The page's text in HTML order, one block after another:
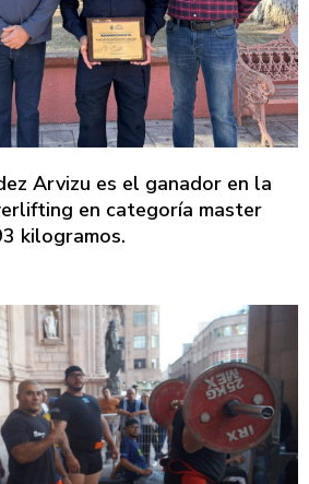
Arvizu es el ganador en la
en categoría master
kilogramos.